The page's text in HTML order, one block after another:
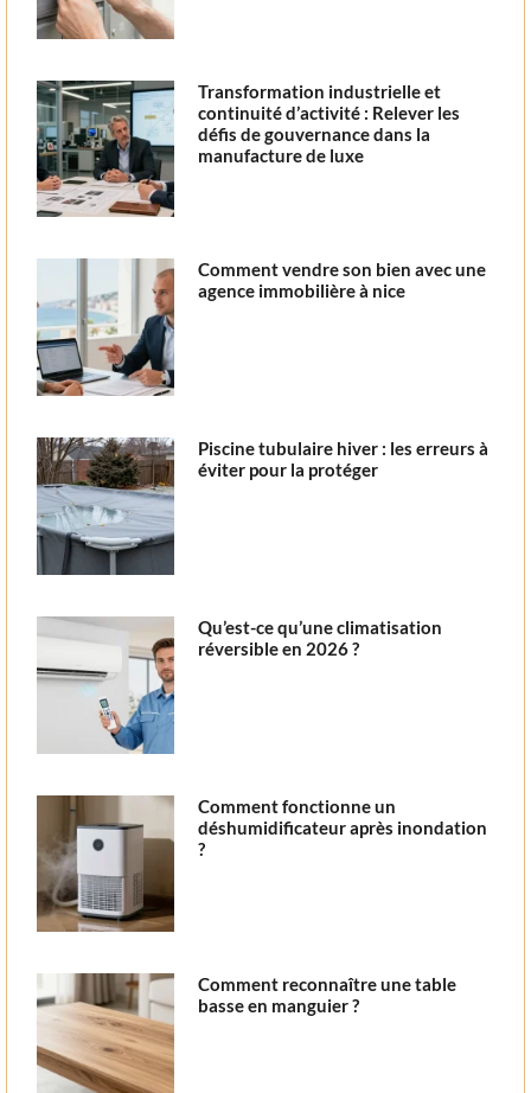
Transformation industrielle et
continuité d’activité : Relever les
défis de gouvernance dans la
manufacture de luxe
Comment vendre son bien avec une
agence immobilière à nice
Piscine tubulaire hiver : les erreurs à
éviter pour la protéger
Qu’est-ce qu’une climatisation
réversible en 2026 ?
Comment fonctionne un
déshumidificateur après inondation
?
Comment reconnaître une table
basse en manguier ?